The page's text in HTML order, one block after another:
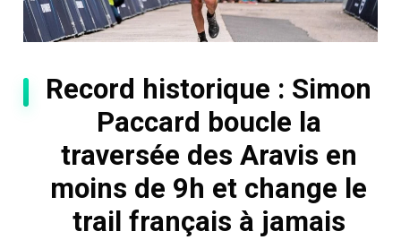
Record historique : Simon
Paccard boucle la
traversée des Aravis en
moins de 9h et change le
trail français à jamais